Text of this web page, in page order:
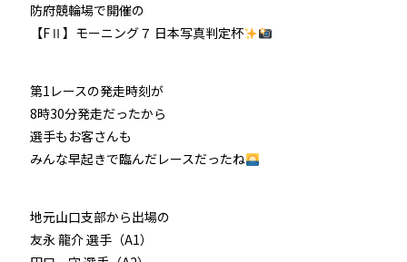
防府競輪場で開催の
【FⅡ】モーニング７ 日本写真判定杯
第1レースの発走時刻が
8時30分発走だったから
選手もお客さんも
みんな早起きで臨んだレースだったね
地元山口支部から出場の
友永 龍介 選手（A1）